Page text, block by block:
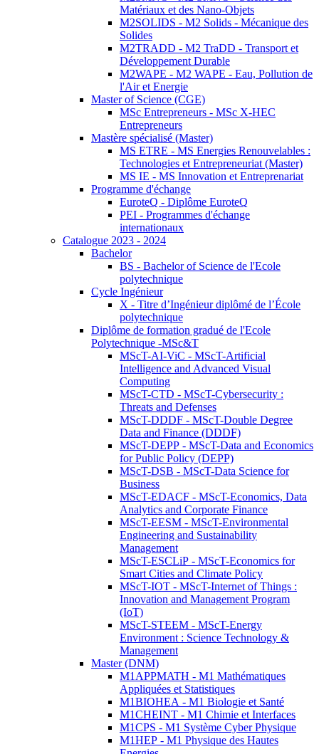
Matériaux et des Nano-Objets
M2SOLIDS - M2 Solids - Mécanique des
Solides
M2TRADD - M2 TraDD - Transport et
Développement Durable
M2WAPE - M2 WAPE - Eau, Pollution de
l'Air et Energie
Master of Science (CGE)
MSc Entrepreneurs - MSc X-HEC
Entrepreneurs
Mastère spécialisé (Master)
MS ETRE - MS Energies Renouvelables :
Technologies et Entrepreneuriat (Master)
MS IE - MS Innovation et Entreprenariat
Programme d'échange
EuroteQ - Diplôme EuroteQ
PEI - Programmes d'échange
internationaux
Catalogue 2023 - 2024
Bachelor
BS - Bachelor of Science de l'Ecole
polytechnique
Cycle Ingénieur
X - Titre d’Ingénieur diplômé de l’École
polytechnique
Diplôme de formation gradué de l'Ecole
Polytechnique -MSc&T
MScT-AI-ViC - MScT-Artificial
Intelligence and Advanced Visual
Computing
MScT-CTD - MScT-Cybersecurity :
Threats and Defenses
MScT-DDDF - MScT-Double Degree
Data and Finance (DDDF)
MScT-DEPP - MScT-Data and Economics
for Public Policy (DEPP)
MScT-DSB - MScT-Data Science for
Business
MScT-EDACF - MScT-Economics, Data
Analytics and Corporate Finance
MScT-EESM - MScT-Environmental
Engineering and Sustainability
Management
MScT-ESCLiP - MScT-Economics for
Smart Cities and Climate Policy
MScT-IOT - MScT-Internet of Things :
Innovation and Management Program
(IoT)
MScT-STEEM - MScT-Energy
Environment : Science Technology &
Management
Master (DNM)
M1APPMATH - M1 Mathématiques
Appliquées et Statistiques
M1BIOHEA - M1 Biologie et Santé
M1CHEINT - M1 Chimie et Interfaces
M1CPS - M1 Système Cyber Physique
M1HEP - M1 Physique des Hautes